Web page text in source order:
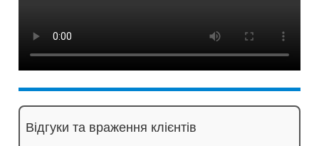
Відгуки та враження клієнтів